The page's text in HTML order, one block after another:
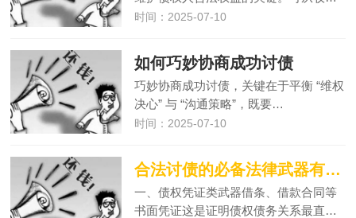
时间：2025-07-10
如何巧妙协商成功讨债
巧妙协商成功讨债，关键在于平衡 “维权
决心” 与 “沟通策略”，既要…
时间：2025-07-10
合法讨债的必备法律武器有哪些
一、债权凭证类武器借条、借款合同等
书面凭证这是证明债权债务关系最直…